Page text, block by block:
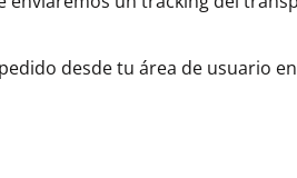
desde tu área de usuario